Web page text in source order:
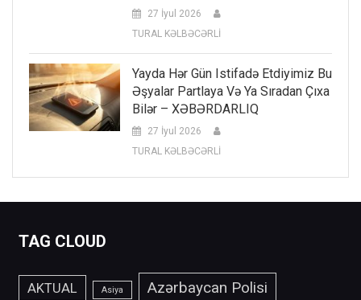
27 İyul 2026
TURAL KƏLBƏCƏRLİ
Yayda Hər Gün Istifadə Etdiyimiz Bu
Əşyalar Partlaya Və Ya Sıradan Çıxa
Bilər – XƏBƏRDARLIQ
27 İyul 2026
TURAL KƏLBƏCƏRLİ
TAG CLOUD
AKTUAL Asiya Azərbaycan Polisi